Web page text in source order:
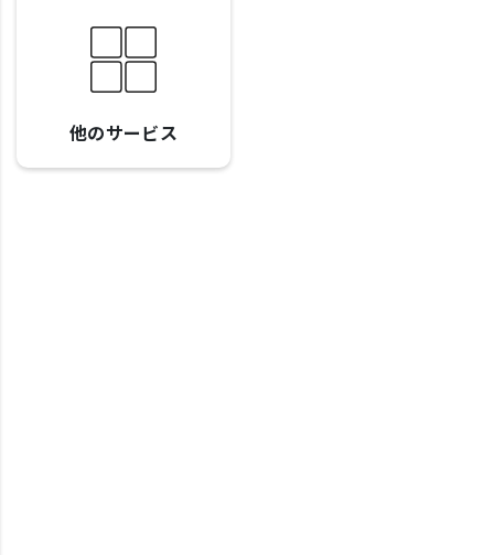
他のサービス